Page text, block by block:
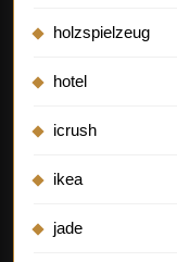
holzspielzeug
hotel
icrush
ikea
jade